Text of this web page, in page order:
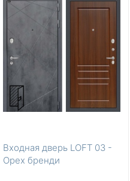
Входная дверь LOFT 03 -
Орех бренди